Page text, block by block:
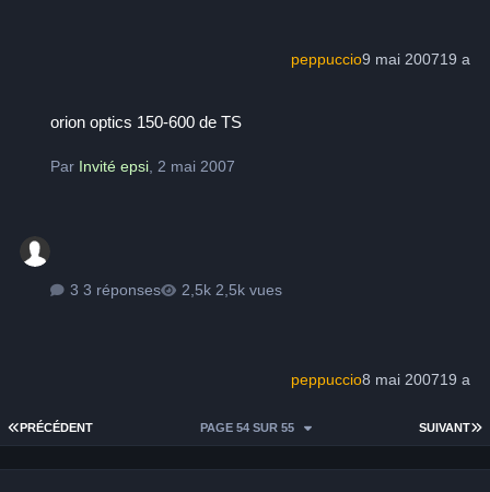
peppuccio9 mai 200719 a
orion optics 150-600 de TS
Par Invité epsi 2 mai 2007
3 réponses 2,5k vues
peppuccio8 mai 200719 a
PREMIÈRE PAGE
PRÉCÉDENT SUIVANT
PAGE 54 SUR 55